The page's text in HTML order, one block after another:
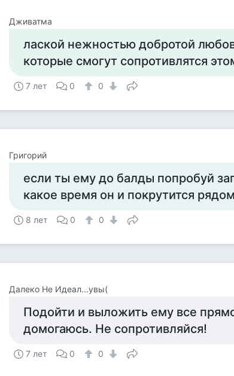
Дживатма
лаской нежностью добротой
которые смогут сопротивлятся
7 лет 0 0
Григорий
если ты ему до балды попробуй
какое время он и покрутится рядом
8 лет 0 0
Далеко Не Идеал...увы(
Подойти и выложить ему все
домогаюсь. Не сопротивляйся!
7 лет 0 0